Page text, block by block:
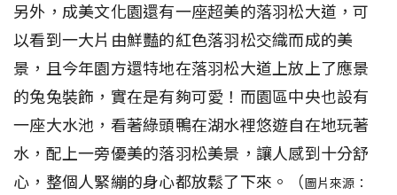
另外，成美文化園還有一座超美的落羽松大道，可
以看到一大片由鮮豔的紅色落羽松交織而成的美
景，且今年園方還特地在落羽松大道上放上了應景
的兔兔裝飾，實在是有夠可愛！而園區中央也設有
一座大水池，看著綠頭鴨在湖水裡悠遊自在地玩著
水，配上一旁優美的落羽松美景，讓人感到十分舒
心，整個人緊繃的身心都放鬆了下來。（圖片來源：